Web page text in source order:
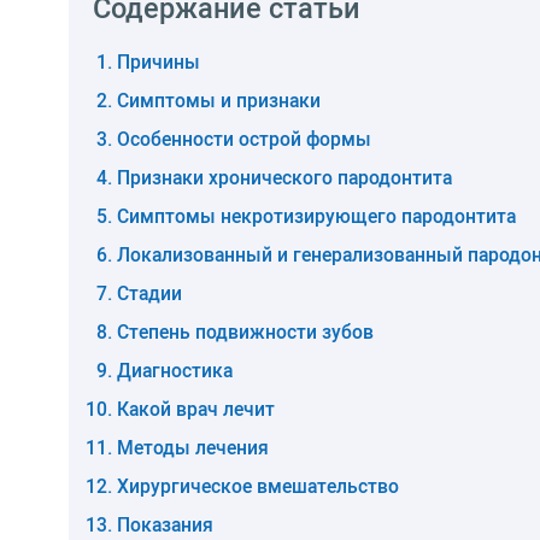
Причины
Симптомы и признаки
Особенности острой формы
Признаки хронического пародонтита
Симптомы некротизирующего пародонтита
Локализованный и генерализованный
Стадии
Степень подвижности зубов
Диагностика
Какой врач лечит
Методы лечения
Хирургическое вмешательство
Показания